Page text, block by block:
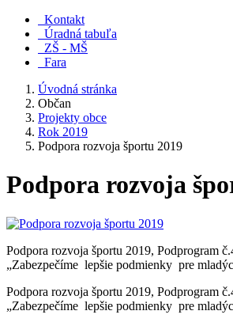
Kontakt
Úradná tabuľa
ZŠ - MŠ
Fara
Úvodná stránka
Občan
Projekty obce
Rok 2019
Podpora rozvoja športu 2019
Podpora rozvoja
Podpora rozvoja športu 2019, Podprogram
„Zabezpečíme lepšie podmienky pre
Podpora rozvoja športu 2019, Podprogram
„Zabezpečíme lepšie podmienky pre